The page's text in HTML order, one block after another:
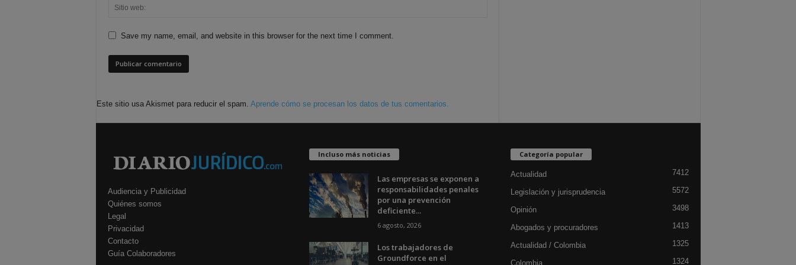
Save my name, email, and website in this browser for the next time I comment.
Este sitio usa Akismet para reducir el spam. Aprende cómo se procesan los datos de tus comentarios.
Audiencia y Publicidad
Quiénes somos
Legal
Privacidad
Contacto
Guía Colaboradores
Incluso más noticias
Las empresas se exponen a
responsabilidades penales
por una prevención
deficiente...
6 agosto, 2026
Los trabajadores de
Groundforce en el
Categoría popular
Actualidad 7412
Legislación y jurisprudencia 5572
Opinión 3498
Abogados y procuradores 1413
Actualidad / Colombia 1325
Colombia 1324